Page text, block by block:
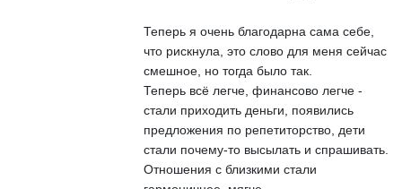
Теперь я очень благодарна сама себе,
что рискнула, это слово для меня сейчас
смешное, но тогда было так.
Теперь всё легче, финансово легче -
стали приходить деньги, появились
предложения по репетиторство, дети
стали почему-то высылать и спрашивать.
Отношения с близкими стали